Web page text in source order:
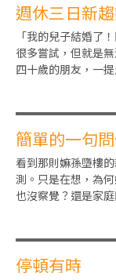
週休三日新
「我的兒子結婚了
很多嘗試，但就是
四十歲的朋友，一
簡單的一句
看到那則嫲孫墮樓
測。只是在想，為
也沒察覺？還是家
停頓有時